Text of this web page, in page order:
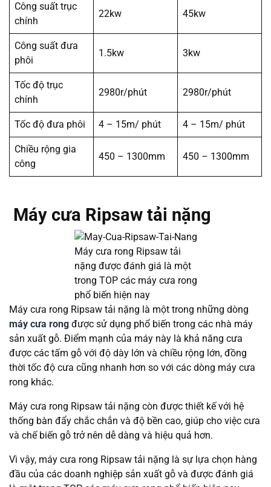
Công suất trục
chính
22kw 45kw
Công suất đưa
phôi
1.5kw 3kw
Tốc độ trục
chính
2980r/phút 2980r/phút
Tốc độ đưa phôi 4 – 15m/ phút 4 – 15m/ phút
Chiều rộng gia
công
450 – 1300mm 450 – 1300mm
Máy cưa Ripsaw tải nặng
Máy cưa rong Ripsaw tải
nặng được đánh giá là một
trong TOP các máy cưa rong
phổ biến hiện nay
Máy cưa rong Ripsaw tải nặng là một trong những dòng
máy cưa rong được sử dụng phổ biến trong các nhà máy
sản xuất gỗ. Điểm mạnh của máy này là khả năng cưa
được các tấm gỗ với độ dày lớn và chiều rộng lớn, đồng
thời tốc độ cưa cũng nhanh hơn so với các dòng máy cưa
rong khác.
Máy cưa rong Ripsaw tải nặng còn được thiết kế với hệ
thống bàn đẩy chắc chắn và độ bền cao, giúp cho việc cưa
và chế biến gỗ trở nên dễ dàng và hiệu quả hơn.
Vì vậy, máy cưa rong Ripsaw tải nặng là sự lựa chọn hàng
đầu của các doanh nghiệp sản xuất gỗ và được đánh giá